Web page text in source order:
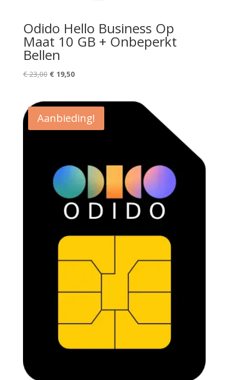
Odido Hello Business Op
Maat 10 GB + Onbeperkt
Bellen
€23,00 Oorspronkelijke
€ 23,00.
€19,50Huidige
€ 19,50.
Aanbieding!